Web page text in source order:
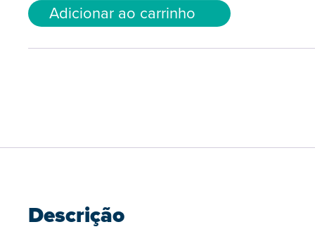
Adicionar ao carrinho
Descrição